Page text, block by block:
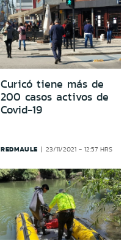
Curicó tiene más de
200 casos activos de
Covid-19
REDMAULE 23/11/2021 - 12:57 HRS